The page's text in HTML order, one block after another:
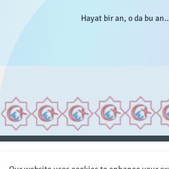
Hayat bir an, o da bu